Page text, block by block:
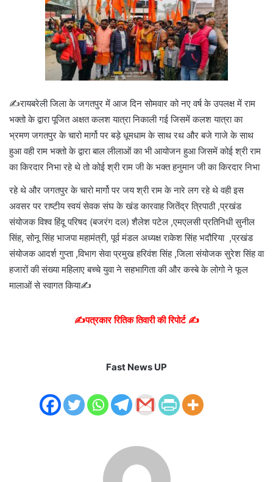
✍️रायबरेली जिला के जगतपुर में आज दिन सोमवार को नए वर्ष के उपलक्ष में राम
भक्तो के द्वारा पूजित अक्षत कलश यात्रा निकाली गई जिसमें कलश यात्रा का
भ्रमण जगतपुर के चारो मार्गो पर बड़े धूमधाम के साथ रथ और बजे गाजे के साथ
हुआ वही राम भक्तो के द्वारा बाल लीलाओं का भी आयोजन हुआ जिसमें कोई श्री राम
का किरदार निभा रहे थे तो कोई श्री राम जी के भक्त हनुमान जी का किरदार निभा
रहे थे और जगतपुर के चारो मार्गो पर जय श्री राम के नारे लग रहे थे वही इस
अवसर पर राष्टीय स्वयं सेवक संघ के खंड कारवाह जितेंद्र त्रिपाठी ,प्रखंड
संयोजक विश्व हिंदू परिषद (बजरंग दल) शैलेश पटेल ,एमएलसी प्रतिनिधी सुनील
सिंह, सोनू सिंह भाजपा महामंत्री, पूर्व मंडल अध्यक्ष राकेश सिंह भदौरिया ,प्रखंड
संयोजक आदर्श गुप्ता ,विभाग सेवा प्रमुख हरिवंश सिंह ,जिला संयोजक सुरेश सिंह वा
हजारों की संख्या महिलाए बच्चे युवा ने सहभागिता की और कस्बे के लोगो ने फूल
मालाओं से स्वागत किया✍️
✍️पत्रकार रितिक तिवारी की रिपोर्ट ✍️
Fast News UP